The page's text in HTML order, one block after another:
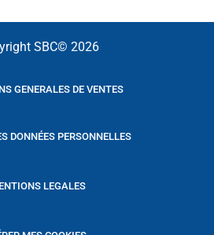
SBC© 2026
GENERALES DE VENTES
DONNÉES PERSONNELLES
LEGALES